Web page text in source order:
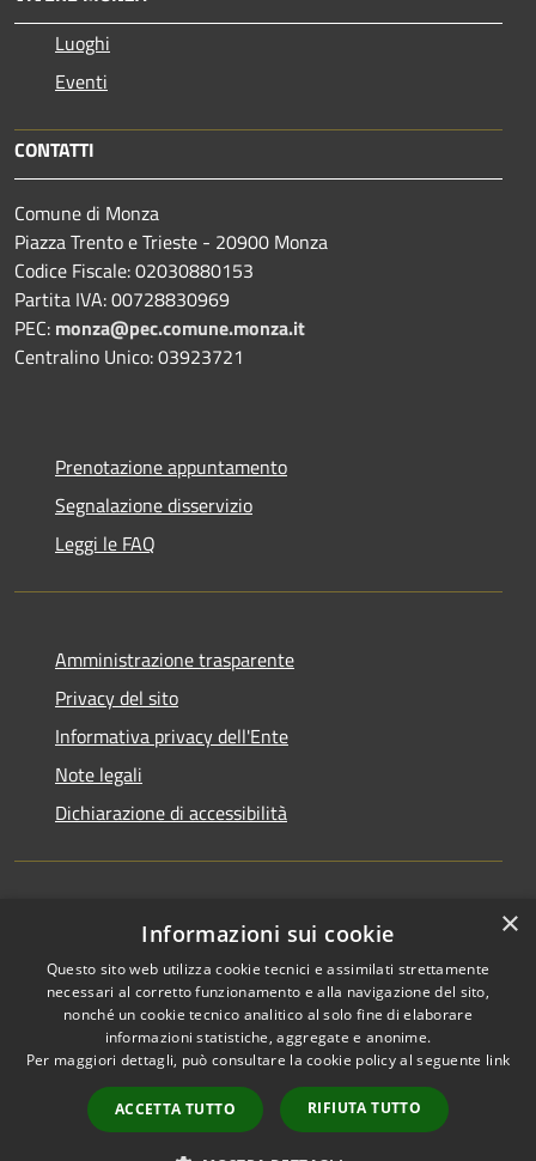
Luoghi
Eventi
CONTATTI
Comune di Monza
Piazza Trento e Trieste - 20900 Monza
Codice Fiscale: 02030880153
Partita IVA: 00728830969
PEC: monza@pec.comune.monza.it
Centralino Unico: 03923721
Prenotazione appuntamento
Segnalazione disservizio
Leggi le FAQ
Amministrazione trasparente
Privacy del sito
Informativa privacy dell'Ente
Note legali
Dichiarazione di accessibilità
Newsletter
RSS
Accessibilità
Copyright © 2026 • Comune di
Municipium•
Accesso
redazione
×
Informazioni sui cookie
Questo sito web utilizza cookie tecnici e assimilati strettamente
necessari al corretto funzionamento e alla navigazione del sito,
nonché un cookie tecnico analitico al solo fine di elaborare
informazioni statistiche, aggregate e anonime.
Per maggiori dettagli, può consultare la cookie policy al seguente link
ACCETTA TUTTO RIFIUTA TUTTO